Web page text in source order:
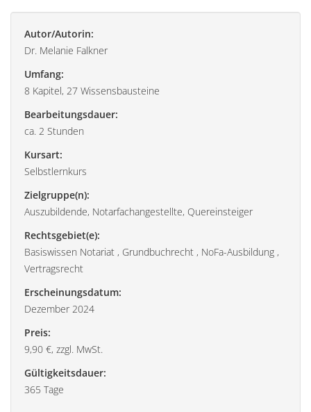
Autor/Autorin:
Dr. Melanie Falkner
Umfang:
8 Kapitel, 27 Wissensbausteine
Bearbeitungsdauer:
ca. 2 Stunden
Kursart:
Selbstlernkurs
Zielgruppe(n):
Auszubildende, Notarfachangestellte, Quereinsteiger
Rechtsgebiet(e):
Basiswissen Notariat , Grundbuchrecht , NoFa-Ausbildung ,
Vertragsrecht
Erscheinungsdatum:
Dezember 2024
Preis:
9,90 €, zzgl. MwSt.
Gültigkeitsdauer:
365 Tage